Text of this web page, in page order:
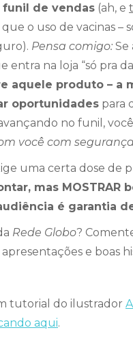
de vendas (ah, e
que o uso de vacinas
Pensa comigo: Se
entra na loja “só pra
aquele produto – a
oportunidades para
no funil,
você com
uma certa dose de
mas
é garantia
Rede Globo?
e boas
tutorial do ilustrador
aqui.